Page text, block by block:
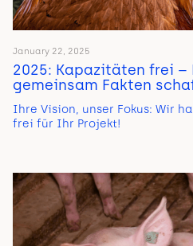
January 22, 2025
2025: Kapazitäten frei –
gemeinsam Fakten
Ihre Vision, unser Fokus: Wir
frei für Ihr Projekt!